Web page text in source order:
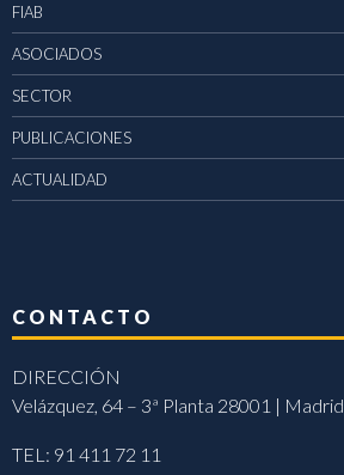
FIAB
ASOCIADOS
SECTOR
PUBLICACIONES
ACTUALIDAD
CONTACTO
DIRECCIÓN
Velázquez, 64 – 3ª Planta 28001 | Madrid
TEL: 91 411 72 11